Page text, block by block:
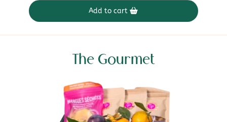
Add to cart
The Gourmet